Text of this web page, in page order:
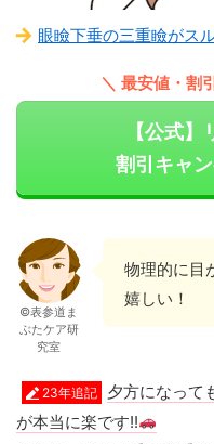
眼瞼下垂の三重瞼がス
＼ 最安値・割
【公式
割引キャ
©表参道ま
ぶたケア研
究室
物理的に目
嬉しい！
23年追記
夕方になって
が本当に楽です!!